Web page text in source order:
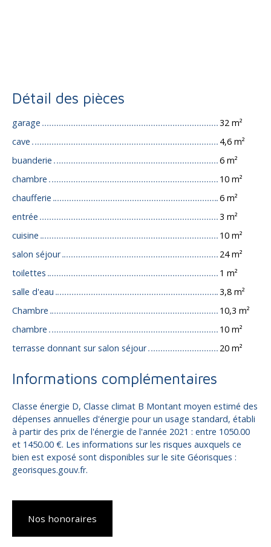
Détail des pièces
garage
32 m²
cave
4,6 m²
buanderie
6 m²
chambre
10 m²
chaufferie
6 m²
entrée
3 m²
cuisine
10 m²
salon séjour
24 m²
toilettes
1 m²
salle d'eau
3,8 m²
Chambre
10,3 m²
chambre
10 m²
terrasse donnant sur salon séjour
20 m²
Informations complémentaires
Classe énergie D, Classe climat B Montant moyen estimé des
dépenses annuelles d'énergie pour un usage standard, établi
à partir des prix de l'énergie de l'année 2021 : entre 1050.00
et 1450.00 €. Les informations sur les risques auxquels ce
bien est exposé sont disponibles sur le site Géorisques :
georisques.gouv.fr.
Nos honoraires